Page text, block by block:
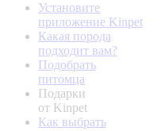
Установите
приложение Kinpet
Какая порода
подходит вам?
Подобрать
питомца
Подарки
от Kinpet
Как выбрать